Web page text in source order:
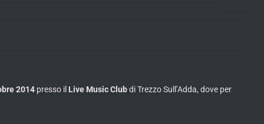
2014 presso il Live Music Clubdi Trezzo Sull’Adda, dove per